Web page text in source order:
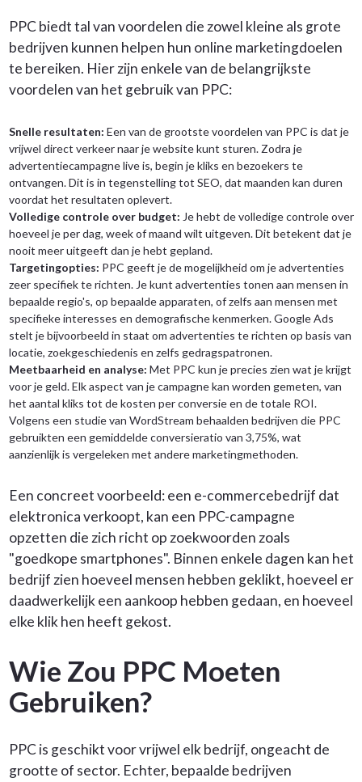
PPC biedt tal van voordelen die zowel kleine als grote
bedrijven kunnen helpen hun online marketingdoelen
te bereiken. Hier zijn enkele van de belangrijkste
voordelen van het gebruik van PPC:
Snelle resultaten: Een van de grootste voordelen van PPC is dat je
vrijwel direct verkeer naar je website kunt sturen. Zodra je
advertentiecampagne live is, begin je kliks en bezoekers te
ontvangen. Dit is in tegenstelling tot SEO, dat maanden kan duren
voordat het resultaten oplevert.
Volledige controle over budget: Je hebt de volledige controle over
hoeveel je per dag, week of maand wilt uitgeven. Dit betekent dat je
nooit meer uitgeeft dan je hebt gepland.
Targetingopties: PPC geeft je de mogelijkheid om je advertenties
zeer specifiek te richten. Je kunt advertenties tonen aan mensen in
bepaalde regio's, op bepaalde apparaten, of zelfs aan mensen met
specifieke interesses en demografische kenmerken. Google Ads
stelt je bijvoorbeeld in staat om advertenties te richten op basis van
locatie, zoekgeschiedenis en zelfs gedragspatronen.
Meetbaarheid en analyse: Met PPC kun je precies zien wat je krijgt
voor je geld. Elk aspect van je campagne kan worden gemeten, van
het aantal kliks tot de kosten per conversie en de totale ROI.
Volgens een studie van WordStream behaalden bedrijven die PPC
gebruikten een gemiddelde conversieratio van 3,75%, wat
aanzienlijk is vergeleken met andere marketingmethoden.
Een concreet voorbeeld: een e-commercebedrijf dat
elektronica verkoopt, kan een PPC-campagne
opzetten die zich richt op zoekwoorden zoals
"goedkope smartphones". Binnen enkele dagen kan het
bedrijf zien hoeveel mensen hebben geklikt, hoeveel er
daadwerkelijk een aankoop hebben gedaan, en hoeveel
elke klik hen heeft gekost.
Wie Zou PPC Moeten
Gebruiken?
PPC is geschikt voor vrijwel elk bedrijf, ongeacht de
grootte of sector. Echter, bepaalde bedrijven